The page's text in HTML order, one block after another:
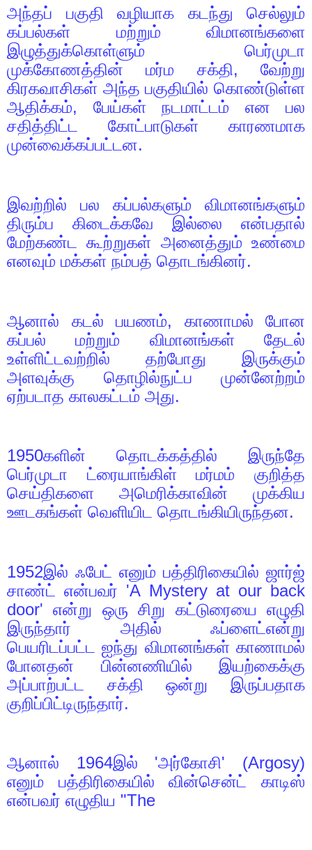
அந்தப் பகுதி வழியாக கடந்து செல்லும்
கப்பல்கள் மற்றும் விமானங்களை
இழுத்துக்கொள்ளும் பெர்முடா
முக்கோணத்தின் மர்ம சக்தி,வேற்று
கிரகவாசிகள் அந்த பகுதியில் கொண்டுள்ள
ஆதிக்கம், பேய்கள் நடமாட்டம் என பல
சதித்திட்ட கோட்பாடுகள் காரணமாக
முன்வைக்கப்பட்டன.
இவற்றில் பல கப்பல்களும் விமானங்களும்
திரும்ப கிடைக்கவே இல்லை என்பதால்
மேற்கண்ட கூற்றுகள் அனைத்தும் உண்மை
எனவும் மக்கள் நம்பத் தொடங்கினர்.
ஆனால் கடல் பயணம், காணாமல் போன
கப்பல் மற்றும் விமானங்கள் தேடல்
உள்ளிட்டவற்றில் தற்போது இருக்கும்
அளவுக்கு தொழில்நுட்ப முன்னேற்றம்
ஏற்படாத காலகட்டம் அது.
1950களின் தொடக்கத்தில் இருந்தே
பெர்முடா ட்ரையாங்கிள் மர்மம் குறித்த
செய்திகளை அமெரிக்காவின் முக்கிய
ஊடகங்கள் வெளியிட தொடங்கியிருந்தன.
1952இல் ஃபேட் எனும் பத்திரிகையில் ஜார்ஜ்
சாண்ட் என்பவர் 'A Mystery at our back
door'என்று ஒரு சிறு கட்டுரையை எழுதி
இருந்தார் அதில் ஃப்ளைட்என்று
பெயரிடப்பட்ட ஐந்து விமானங்கள் காணாமல்
போனதன் பின்னணியில் இயற்கைக்கு
அப்பாற்பட்ட சக்தி ஒன்று இருப்பதாக
குறிப்பிட்டிருந்தார்.
ஆனால் 1964இல் 'அர்கோசி' (Argosy)
எனும் பத்திரிகையில் வின்சென்ட் காடிஸ்
என்பவர் எழுதிய "The